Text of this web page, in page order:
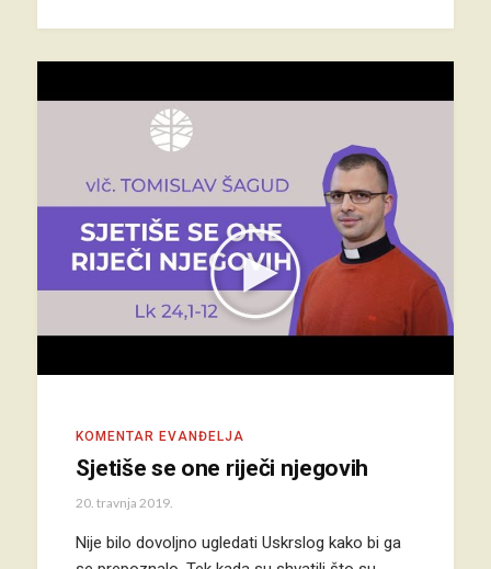
KOMENTAR EVANĐELJA
Sjetiše se one riječi njegovih
20. travnja 2019.
Nije bilo dovoljno ugledati Uskrslog kako bi ga